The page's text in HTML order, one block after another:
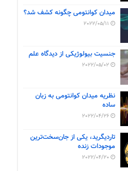
میدان کوانتومی چگونه کشف شد؟
2022/05/11
جنسیت بیولوژیکی از دیدگاه علم
2022/05/02
نظریه میدان کوانتومی به زبان
ساده
2022/04/26
تاردیگرید، یکی از جان‌سخت‌ترین
موجودات زنده
2022/04/20